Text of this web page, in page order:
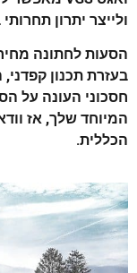
ולייצר יתרון
הסעות לחתונה
בעזרת תכנון
חסכוני העונה על
המיוחד שלך, אז
הכללית.